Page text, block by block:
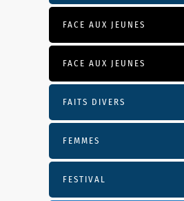
FACE AUX JEUNES
FACE AUX JEUNES
FAITS DIVERS
FEMMES
FESTIVAL